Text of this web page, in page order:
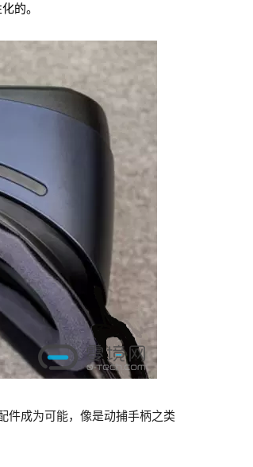
的。
件成为可能，像是动捕手柄之类